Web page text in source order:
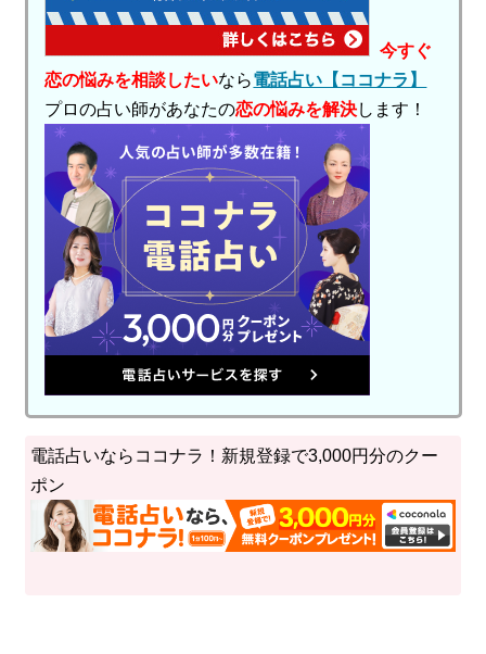
今すぐ
恋の悩みを相談したいなら電話占い【ココナラ】
プロの占い師があなたの恋の悩みを解決します！
電話占いならココナラ！新規登録で3,000円分のクー
ポン